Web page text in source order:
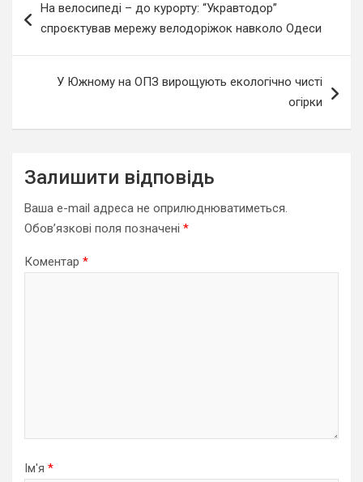
записів
На велосипеді – до курорту: “Укравтодор”
спроєктував мережу велодоріжок навколо Одеси
У Южному на ОПЗ вирощують екологічно чисті
огірки
Залишити відповідь
Ваша e-mail адреса не оприлюднюватиметься.
Обов’язкові поля позначені *
Коментар *
Ім'я *